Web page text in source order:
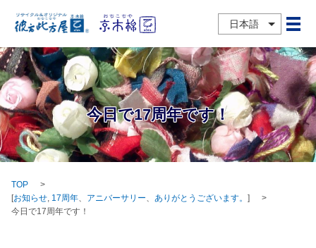
日本語 メ
今日で17周年です！
TOP
[お知らせ 17周年 アニバーサリー ありがとうございます。]
今日で17周年です！